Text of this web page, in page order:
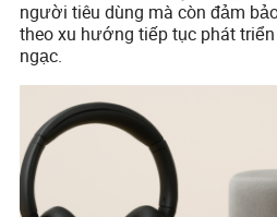
người tiêu dùng mà còn đảm
theo xu hướng tiếp tục phát
ngạc.